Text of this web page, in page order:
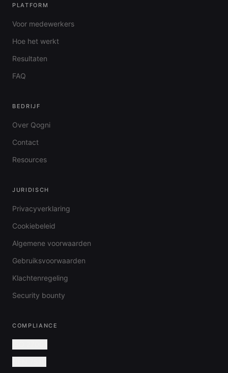
PLATFORM
Voor medewerkers
Hoe het werkt
Resultaten
FAQ
BEDRIJF
Over Qogni
Contact
Resources
JURIDISCH
Privacyverklaring
Cookiebeleid
Algemene voorwaarden
Gebruiksvoorwaarden
Klachtenregeling
Security bounty
COMPLIANCE